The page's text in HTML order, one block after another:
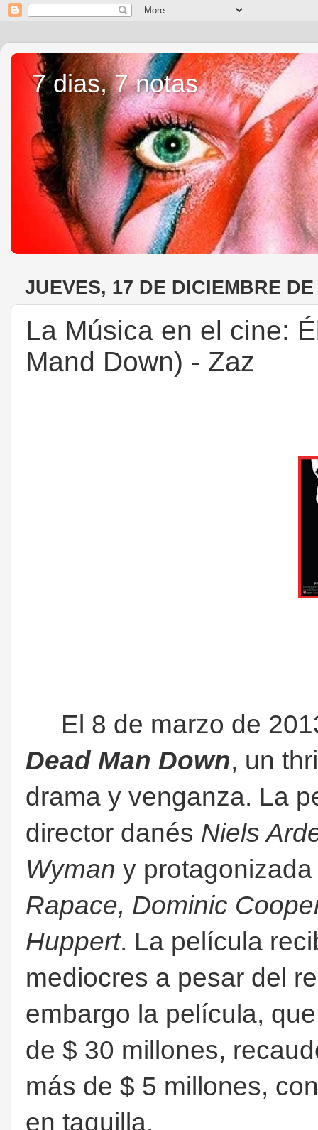
7 dias, 7 notas
JUEVES, 17 DE DICIEMBRE DE
La Música en el cine:
Mand Down) - Zaz
El 8 de marzo de
Dead Man Down, un
drama y venganza. La
director danés Niels
Wyman y
Rapace, Dominic
Huppert. La película
mediocres a pesar del
embargo la película,
de $ 30 millones,
más de $ 5 millones,
en taquilla.